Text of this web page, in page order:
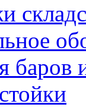
баров